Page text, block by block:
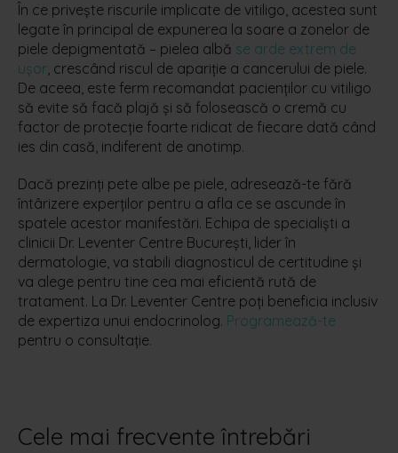
În ce privește riscurile implicate de vitiligo, acestea sunt
legate în principal de expunerea la soare a zonelor de
piele depigmentată – pielea albă se arde extrem de
ușor, crescând riscul de apariție a cancerului de piele.
De aceea, este ferm recomandat pacienților cu vitiligo
să evite să facă plajă și să folosească o cremă cu
factor de protecție foarte ridicat de fiecare dată când
ies din casă, indiferent de anotimp.
Dacă prezinți pete albe pe piele, adresează-te fără
întârizere experților pentru a afla ce se ascunde în
spatele acestor manifestări. Echipa de specialiști a
clinicii Dr. Leventer Centre București, lider în
dermatologie, va stabili diagnosticul de certitudine și
va alege pentru tine cea mai eficientă rută de
tratament. La Dr. Leventer Centre poți beneficia inclusiv
de expertiza unui endocrinolog. Programează-te
pentru o consultație.
Cele mai frecvente întrebări